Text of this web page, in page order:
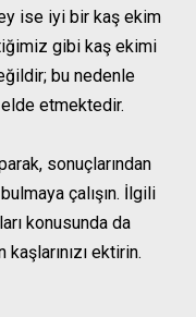
ise iyi bir kaş ekim
gibi kaş ekimi
bu nedenle
elde etmektedir.
sonuçlarından
çalışın. İlgili
konusunda da
ektirin.